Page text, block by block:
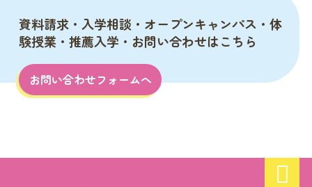
資料請求・入学相談・オープンキャンパス・体
験授業・推薦入学・お問い合わせはこちら
お問い合わせフォームへ